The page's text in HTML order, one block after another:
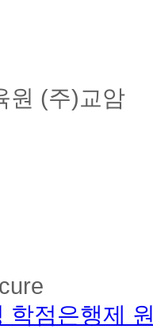
원 (주)교암
학점은행제